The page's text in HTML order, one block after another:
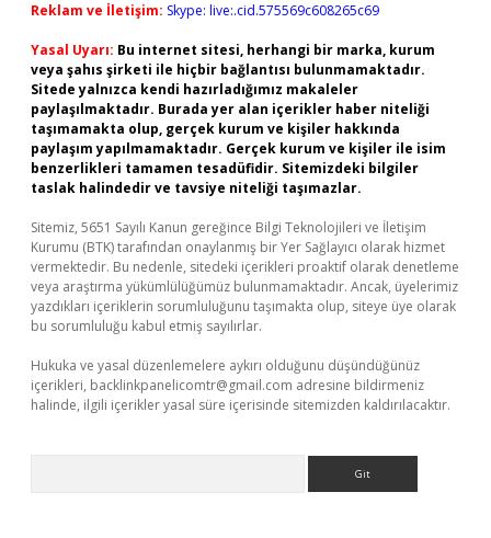
Reklam ve İletişim: Skype: live:.cid.575569c608265c69
Yasal Uyarı: Bu internet sitesi, herhangi bir marka, kurum
veya şahıs şirketi ile hiçbir bağlantısı bulunmamaktadır.
Sitede yalnızca kendi hazırladığımız makaleler
paylaşılmaktadır. Burada yer alan içerikler haber niteliği
taşımamakta olup, gerçek kurum ve kişiler hakkında
paylaşım yapılmamaktadır. Gerçek kurum ve kişiler ile isim
benzerlikleri tamamen tesadüfidir. Sitemizdeki bilgiler
taslak halindedir ve tavsiye niteliği taşımazlar.
Sitemiz, 5651 Sayılı Kanun gereğince Bilgi Teknolojileri ve İletişim
Kurumu (BTK) tarafından onaylanmış bir Yer Sağlayıcı olarak hizmet
vermektedir. Bu nedenle, sitedeki içerikleri proaktif olarak denetleme
veya araştırma yükümlülüğümüz bulunmamaktadır. Ancak, üyelerimiz
yazdıkları içeriklerin sorumluluğunu taşımakta olup, siteye üye olarak
bu sorumluluğu kabul etmiş sayılırlar.
Hukuka ve yasal düzenlemelere aykırı olduğunu düşündüğünüz
içerikleri, backlinkpanelicomtr@gmail.com adresine bildirmeniz
halinde, ilgili içerikler yasal süre içerisinde sitemizden kaldırılacaktır.